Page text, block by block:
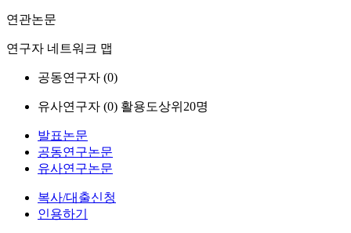
연관논문
연구자 네트워크 맵
공동연구자 (0)
유사연구자 (0) 활용도상위20명
발표논문
공동연구논문
유사연구논문
복사/대출신청
인용하기